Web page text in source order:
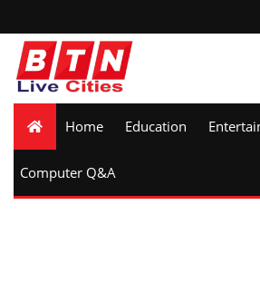
Home Education
Computer Q&A